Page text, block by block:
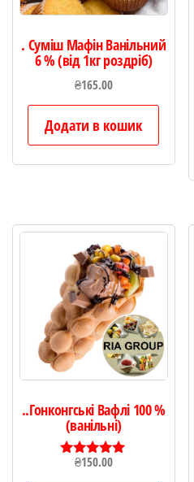
. Суміш Мафін Ванільний
6 % (від 1кг роздріб)
₴165.00
Додати в кошик
..Гонконгські Вафлі 100 %
(ванільні)
Оцінено в
₴150.00